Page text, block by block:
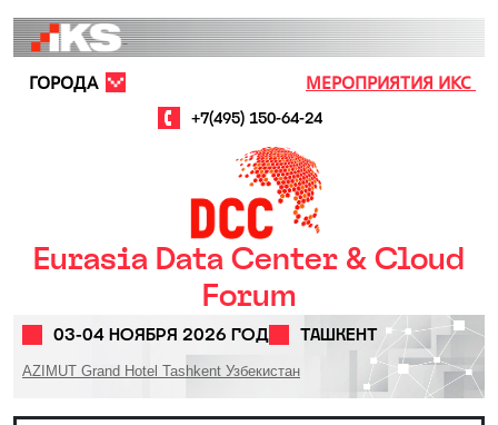
МЕРОПРИЯТИЯ ИКС
+7(495) 150-64-24
ГОРОДА
Eurasia Data Center & Cloud
Forum
03-04 НОЯБРЯ 2026 ГОД ТАШКЕНТ
AZIMUT Grand Hotel Tashkent Узбекистан